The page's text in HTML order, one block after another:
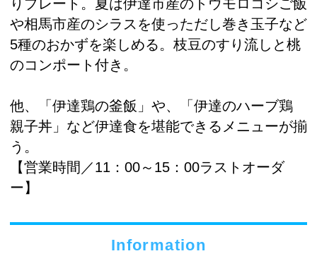
りプレート。夏は伊達市産のトウモロコシご飯
や相馬市産のシラスを使っただし巻き玉子など
5種のおかずを楽しめる。枝豆のすり流しと桃
のコンポート付き。
他、「伊達鶏の釜飯」や、「伊達のハーブ鶏
親子丼」など伊達食を堪能できるメニューが揃
う。
【営業時間／11：00～15：00ラストオーダ
ー】
Information